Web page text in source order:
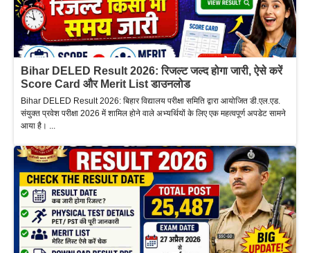
Bihar DELED Result 2026: रिजल्ट जल्द होगा जारी, ऐसे करें
Score Card और Merit List डाउनलोड
Bihar DELED Result 2026: बिहार विद्यालय परीक्षा समिति द्वारा आयोजित डी.एल.एड.
संयुक्त प्रवेश परीक्षा 2026 में शामिल होने वाले अभ्यर्थियों के लिए एक महत्वपूर्ण अपडेट सामने
आया है। ...